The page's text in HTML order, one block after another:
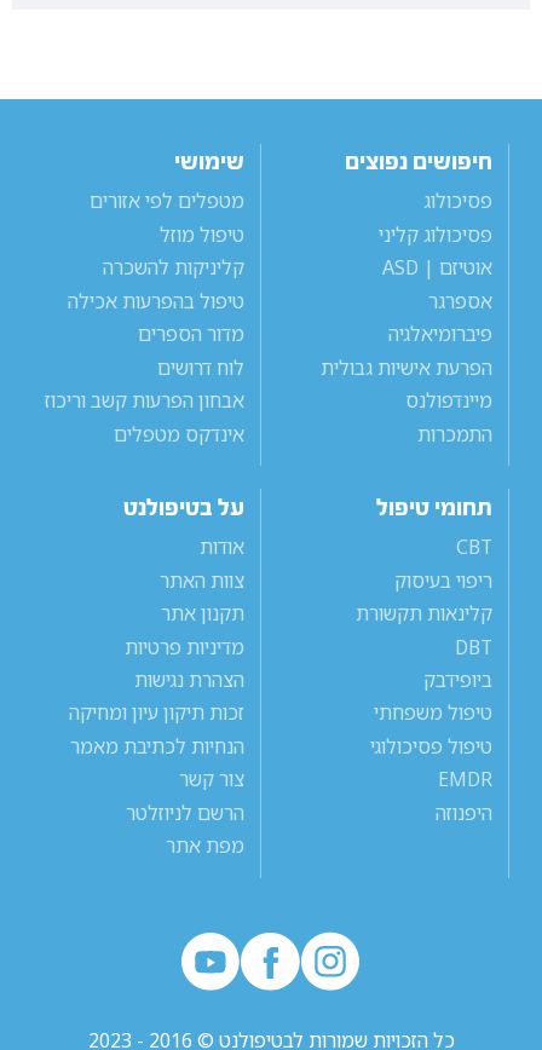
חיפושים נפוצים
פסיכולוג
פסיכולוג קליני
אוטיזם | ASD
אספרגר
פיברומיאלגיה
הפרעת אישיות גבולית
מיינדפולנס
התמכרות
שימושי
מטפלים לפי אזורים
טיפול מוזל
קליניקות להשכרה
טיפול בהפרעות אכילה
מדור הספרים
לוח דרושים
אבחון הפרעות קשב וריכוז
אינדקס מטפלים
תחומי טיפול
CBT
ריפוי בעיסוק
קלינאות תקשורת
DBT
ביופידבק
טיפול משפחתי
טיפול פסיכולוגי
EMDR
היפנוזה
על בטיפולנט
אודות
צוות האתר
תקנון אתר
מדיניות פרטיות
הצהרת נגישות
זכות תיקון עיון ומחיקה
הנחיות לכתיבת מאמר
צור קשר
הרשם לניוזלטר
מפת אתר
כל הזכויות שמורות לבטיפולנט © 2016 - 2023